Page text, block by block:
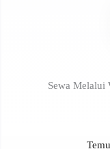
Sewa Melalui